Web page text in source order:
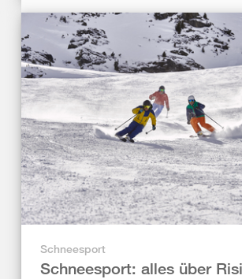
Schneesport
Schneesport: alles über